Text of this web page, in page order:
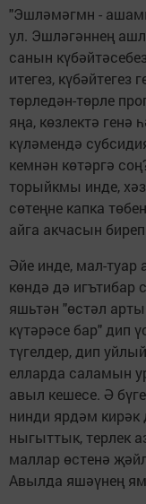
"Эшләмәгмн -
ул. Эшләгәннең
санын
итегез,
төрледән-төрле
яңа, көзлектә
күләмендә
кемнән көтәргә
торыйкмы инде,
сөтеңне капка
айга акчасын
Әйе инде, мал-туар
көндә дә игътибар
яшьтән "өстәл
күтәрәсе бар" дип
түгелдер, дип
елларда саламын
авыл кешесе. Ә
нинди ярдәм кирәк
ныгыттык, терлек
маллар өстенә
Авылда яшәүнең